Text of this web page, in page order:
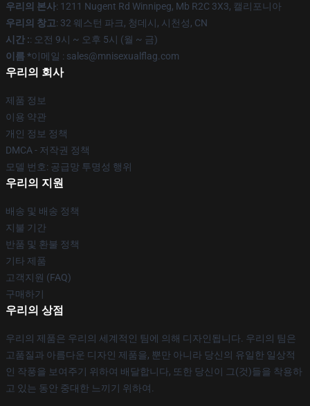
우리의 본사: 1211 Nugent Rd Winnipeg, Mb R2C 3X3, 캘리포니아
우리의 창고: 32 웨스턴 파크, 청데시, 시천성, CN
시간 :: 오전 9시 ~ 오후 5시 (월 ~ 금)
이름 *이메일 : sales@mnisexualflag.com
우리의 회사
제품 정보
이용 약관
개인 정보 정책
DMCA - 저작권 정책
모델 번호: 공급망 투명성 행위
우리의 지원
배송 및 배송 정책
지불 기간
반품 및 환불 정책
기타 제품
고객지원 (FAQ)
구매하기
우리의 상점
우리의 제품은 우리의 세계적인 팀에 의해 디자인됩니다. 우리의 팀은
고품질과 아름다운 디자인 제품을, 뿐만 아니라 당신의 유일한 일상적
인 작풍을 보여주기 위하여 배달합니다, 또한 당신이 그(것)들을 착용하
고 있는 동안 중대한 느끼기 위하여.